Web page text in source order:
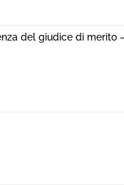
del giudice di merito